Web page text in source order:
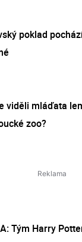
poklad
viděli mláďata
zoo?
Tým Harry